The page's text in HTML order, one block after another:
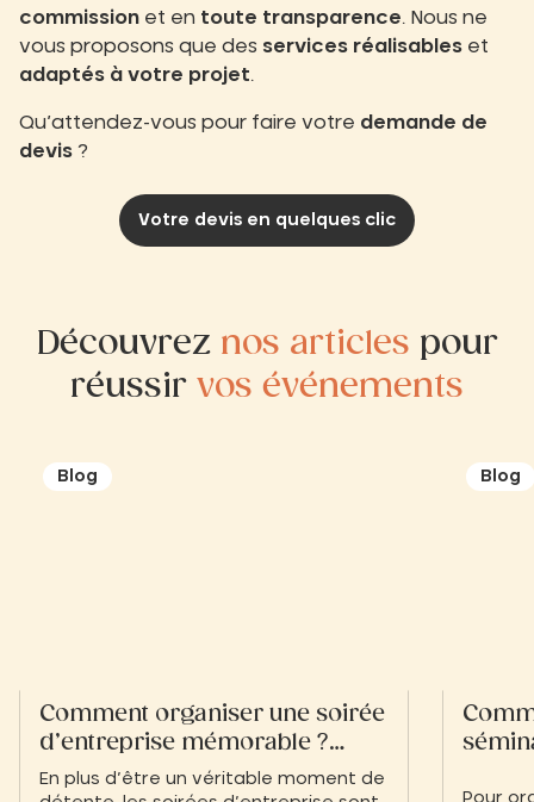
commission et en toute transparence. Nous ne
vous proposons que des services réalisables et
adaptés à votre projet.
Qu’attendez-vous pour faire votre demande de
devis ?
Votre devis en quelques clic
Découvrez nos articles pour
réussir vos événements
Blog
Comment organiser une soirée
d’entreprise mémorable ?
Conseils et idées originales
En plus d’être un véritable moment de
Blog